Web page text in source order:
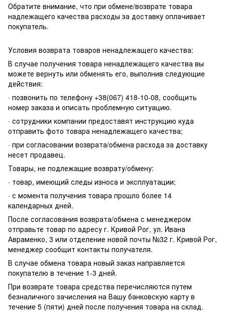
Обратите внимание, что при обмене/возврате товара
надлежащего качества расходы за доставку оплачивает
покупатель.
Условия возврата товаров ненадлежащего качества:
В случае получения товара ненадлежащего качества вы
можете вернуть или обменять его, выполнив следующие
действия:
· позвонить по телефону +38(067) 418-10-08, сообщить
номер заказа и описать проблемную ситуацию.
· сотрудники компании предоставят инструкцию куда
отправить фото товара ненадлежащего качества;
· при согласовании возврата/обмена расхода за доставку
несет продавец.
Товары, не подлежащие возврату/обмену:
· товар, имеющий следы износа и эксплуатации;
· с момента получения товара прошло более 14
календарных дней.
После согласования возврата/обмена с менеджером
отправьте товар по адресу г. Кривой Рог, ул. Ивана
Авраменко, 3 или отделение новой почты №32 г. Кривой Рог,
менеджер сообщит контакты получателя.
В случае обмена товара новый заказ направляется
покупателю в течение 1-3 дней.
При возврате товара средства перечисляются путем
безналичного зачисления на Вашу банковскую карту в
течение 5 (пяти) дней после получения товара на склад.